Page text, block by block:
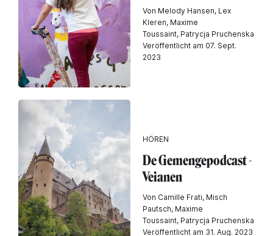
Von Melody Hansen, Lex
Kleren, Maxime
Toussaint, Patrycja Pruchenska
Veröffentlicht am 07. Sept.
2023
HÖREN
De Gemengepodcast -
Veianen
Von Camille Frati, Misch
Pautsch, Maxime
Toussaint, Patrycja Pruchenska
Veröffentlicht am 31. Aug. 2023